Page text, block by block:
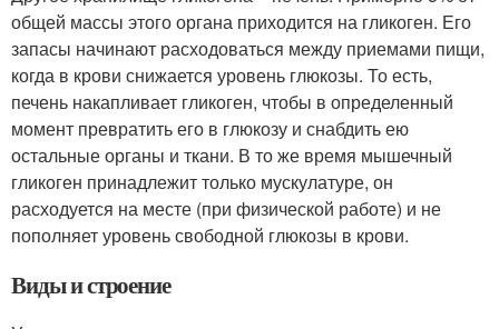
общей массы этого органа приходится на гликоген. Его
запасы начинают расходоваться между приемами пищи,
когда в крови снижается уровень глюкозы. То есть,
печень накапливает гликоген, чтобы в определенный
момент превратить его в глюкозу и снабдить ею
остальные органы и ткани. В то же время мышечный
гликоген принадлежит только мускулатуре, он
расходуется на месте (при физической работе) и не
пополняет уровень свободной глюкозы в крови.
Виды и строение